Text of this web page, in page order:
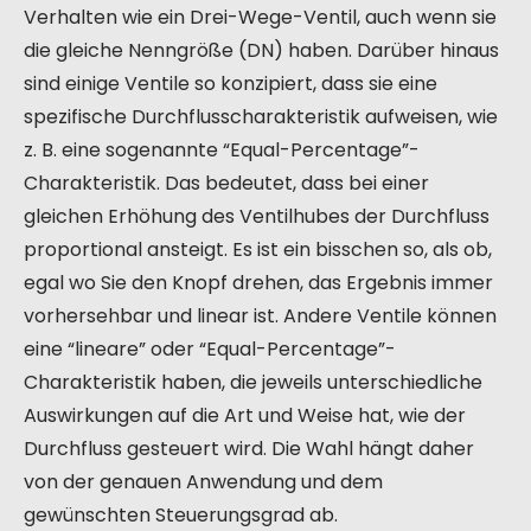
Verhalten wie ein Drei-Wege-Ventil, auch wenn sie
die gleiche Nenngröße (DN) haben. Darüber hinaus
sind einige Ventile so konzipiert, dass sie eine
spezifische Durchflusscharakteristik aufweisen, wie
z. B. eine sogenannte “Equal-Percentage”-
Charakteristik. Das bedeutet, dass bei einer
gleichen Erhöhung des Ventilhubes der Durchfluss
proportional ansteigt. Es ist ein bisschen so, als ob,
egal wo Sie den Knopf drehen, das Ergebnis immer
vorhersehbar und linear ist. Andere Ventile können
eine “lineare” oder “Equal-Percentage”-
Charakteristik haben, die jeweils unterschiedliche
Auswirkungen auf die Art und Weise hat, wie der
Durchfluss gesteuert wird. Die Wahl hängt daher
von der genauen Anwendung und dem
gewünschten Steuerungsgrad ab.